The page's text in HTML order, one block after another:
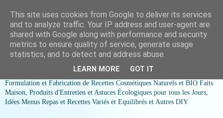
COSMESSENCE BIO Recettes
cosmetiques naturels et Bio et
idées menus variés et équilibrés
Formulation et Fabrication de Recettes Cosmétiques Naturels et BIO Faits
Maison, Produits d'Entretien et Astuces Écologiques pour tous les Jours,
Idées Menus Repas et Recettes Variés et Equilibrés et Autres DIY
This site uses cookies from Google to deliver its services
and to analyze traffic. Your IP address and user-agent are
shared with Google along with performance and security
metrics to ensure quality of service, generate usage
statistics, and to detect and address abuse.
LEARN MORE GOT IT